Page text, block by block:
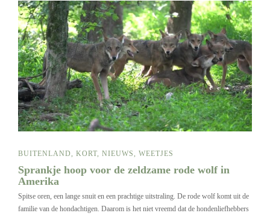
BUITENLAND, KORT, NIEUWS, WEETJES
Sprankje hoop voor de zeldzame rode wolf in
Amerika
Spitse oren, een lange snuit en een prachtige uitstraling. De rode wolf komt uit de
familie van de hondachtigen. Daarom is het niet vreemd dat de hondenliefhebbers